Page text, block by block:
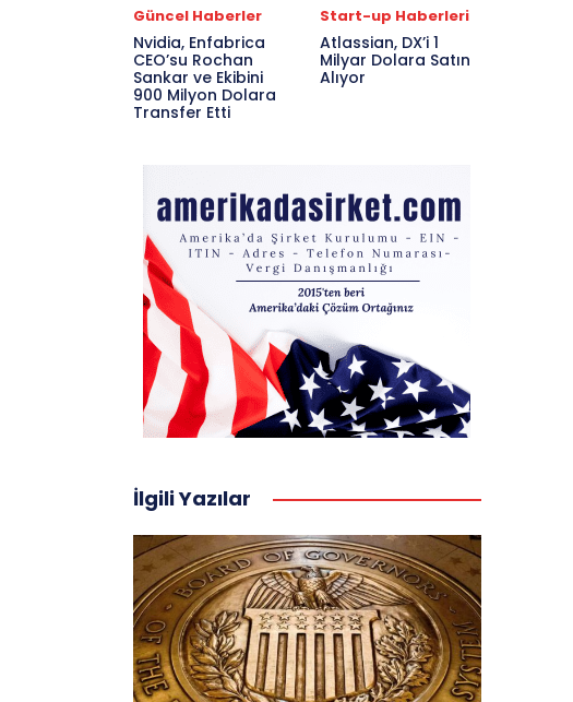
Güncel Haberler
Nvidia, Enfabrica
CEO’su Rochan
Sankar ve Ekibini
900 Milyon Dolara
Transfer Etti
Start-up Haberleri
Atlassian, DX’i 1
Milyar Dolara Satın
Alıyor
İlgili Yazılar